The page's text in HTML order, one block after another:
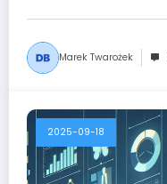
Marek Twarożek
2025-09-18